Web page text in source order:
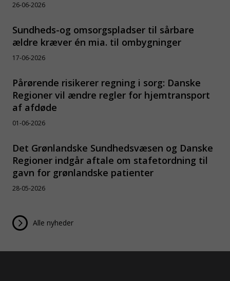
26-06-2026
Sundheds-og omsorgspladser til sårbare
ældre kræver én mia. til ombygninger
17-06-2026
Pårørende risikerer regning i sorg: Danske
Regioner vil ændre regler for hjemtransport
af afdøde
01-06-2026
Det Grønlandske Sundhedsvæsen og Danske
Regioner indgår aftale om stafetordning til
gavn for grønlandske patienter
28-05-2026
Alle nyheder